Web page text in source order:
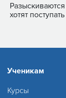
Разыскиваются
хотят
Ученикам
Курсы